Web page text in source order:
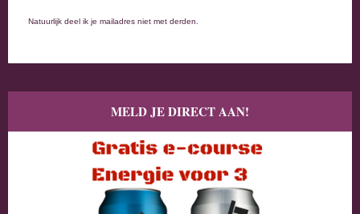
Natuurlijk deel ik je mailadres niet met derden.
MELD JE DIRECT AAN!